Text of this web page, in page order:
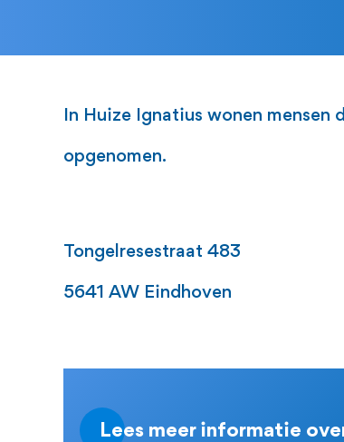
In Huize Ignatius wonen mensen
opgenomen.
Tongelresestraat 483
5641 AW Eindhoven
Lees meer informatie